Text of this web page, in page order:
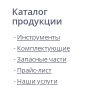
Каталог
продукции
Инструменты
Комплектующие
Запасные части
Прайс-лист
Наши услуги